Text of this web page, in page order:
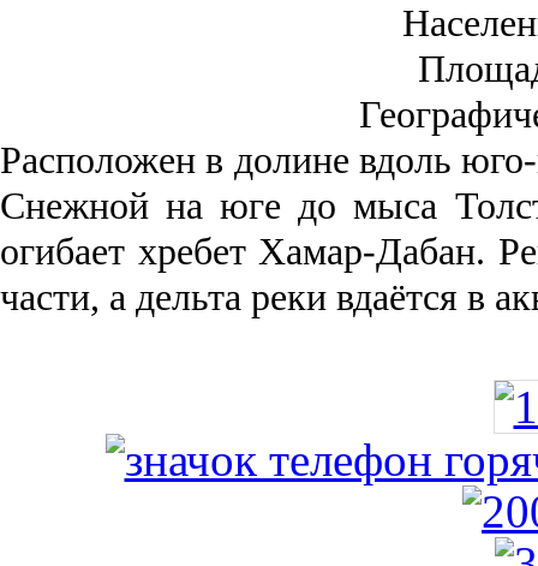
Рас­положен в долине вдоль
Снежной на юге до мыса
огибает хребет Хамар-Дабан.
части, а дельта реки вда­ётся в